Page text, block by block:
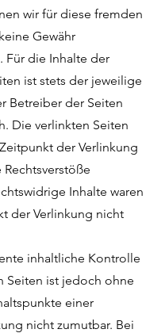
wir für diese fremden
Gewähr
Für die Inhalte der
ist stets der jeweilige
Betreiber der Seiten
Die verlinkten Seiten
der Verlinkung
Inhalte waren
der Verlinkung nicht
inhaltliche Kontrolle
Seiten ist jedoch ohne
einer
nicht zumutbar. Bei